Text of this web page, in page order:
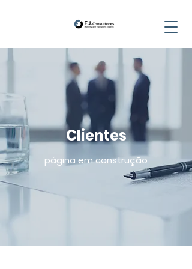
Clientes
página em construção